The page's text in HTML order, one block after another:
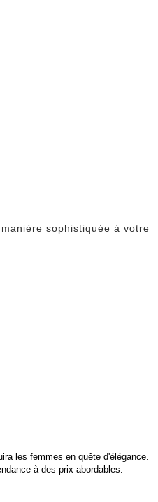
sophistiquée à votre
les femmes en quête d'élégance.
à des prix abordables.